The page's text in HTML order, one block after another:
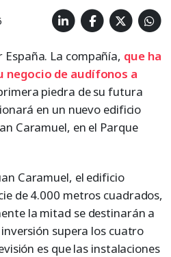
La compañía, que ha
negocio de audífonos a
piedra de su futura
en un nuevo edificio
Caramuel, en el Parque
Caramuel, el edificio
de 4.000 metros cuadrados,
la mitad se destinarán a
supera los cuatro
es que las instalaciones